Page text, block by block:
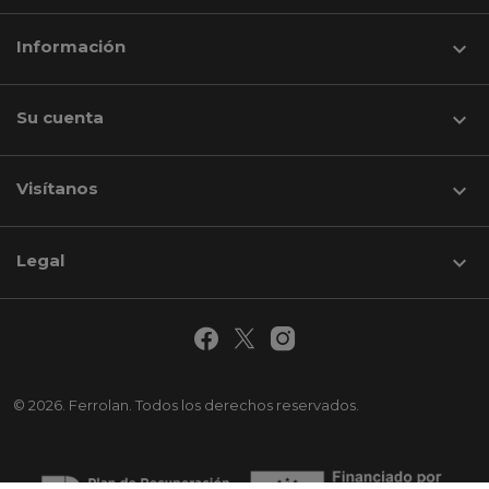
Información 
Su cuenta 
Visítanos keyboard_arrow_down
© 2026. Ferrolan. Todos los derechos reservados.
Legal 